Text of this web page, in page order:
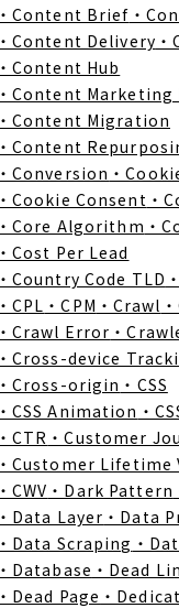
・Content Brief ・
・Content Delivery
・Content Hub
・Content Marketing
・Content Migration
・Content
・Conversion ・
・Cookie Consent ・
・Core Algorithm ・
・Cost Per Lead
・Country Code TLD
・CPL ・CPM ・Crawl
・Crawl Error ・
・Cross-device
・Cross-origin ・CSS
・CSS Animation ・
・CTR ・Customer
・Customer Lifetime
・CWV ・Dark Pattern
・Data Layer ・Data
・Data Scraping ・
・Database ・Dead
・Dead Page ・